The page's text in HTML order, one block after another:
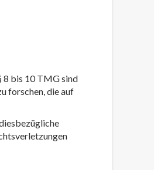
8 bis 10 TMG sind
forschen, die auf